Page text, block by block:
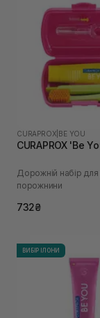
CURAPROX BE YOU
CURAPROX 'Be
Дорожній набір для
порожнини
732₴
ВИБІР ІЛОНИ